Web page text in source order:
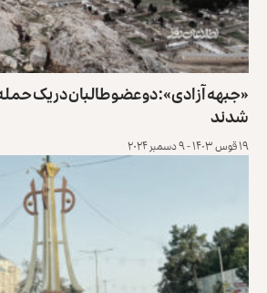
«جبهه آزادی»: دو عضو طالبان در یک
شدند
۱۹ قوس ۱۴۰۳ - ۹ دسمبر ۲۰۲۴